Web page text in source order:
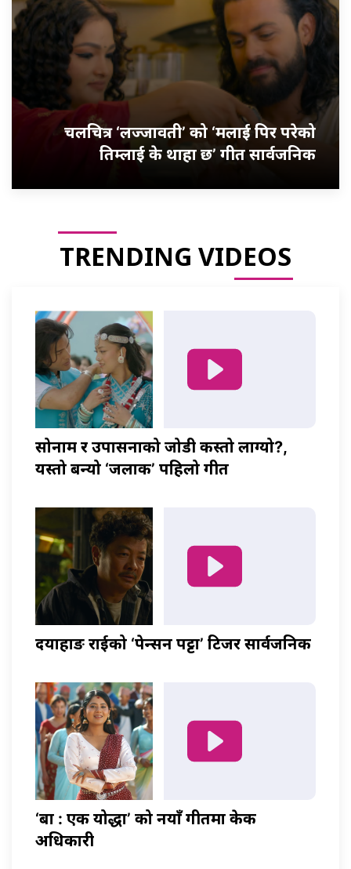
चलचित्र ‘लज्जावती’ को ‘मलाई पिर परेको
तिम्लाई के थाहा छ’ गीत सार्वजनिक
TRENDING VIDEOS
सोनाम र उपासनाको जोडी कस्तो लाग्यो?,
यस्तो बन्यो ‘जलाकी’ पहिलो गीत
दयाहाङ राईको ‘पेन्सन पट्टा’ टिजर सार्वजनिक
‘बा : एक योद्धा’ को नयाँ गीतमा केकी
अधिकारी